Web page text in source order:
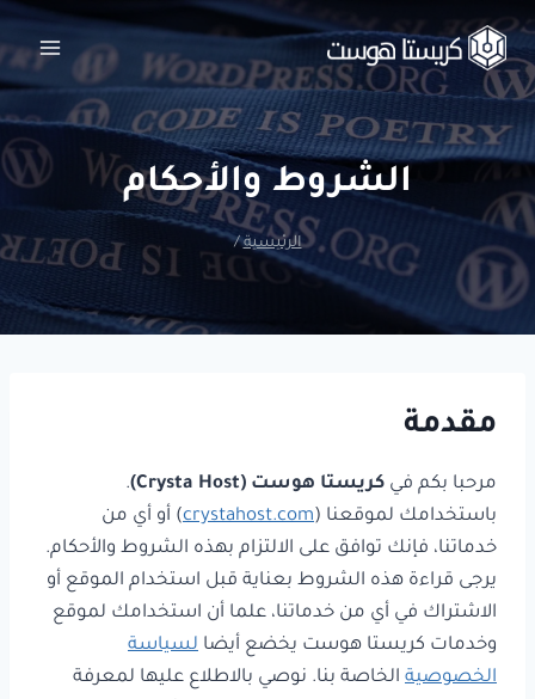
إلى
المحتوى
الشروط والأحكام
الرئيسية /
مقدمة
مرحبا بكم في كريستا هوست (Crysta Host)
.
باستخدامك لموقعنا (crystahost.com) أو أي من
خدماتنا، فإنك توافق على الالتزام بهذه الشروط والأحكام.
يرجى قراءة هذه الشروط بعناية قبل استخدام الموقع أو
الاشتراك في أي من خدماتنا، علما أن استخدامك لموقع
وخدمات كريستا هوست يخضع أيضا لسياسة
الخصوصية الخاصة بنا. نوصي بالاطلاع عليها لمعرفة